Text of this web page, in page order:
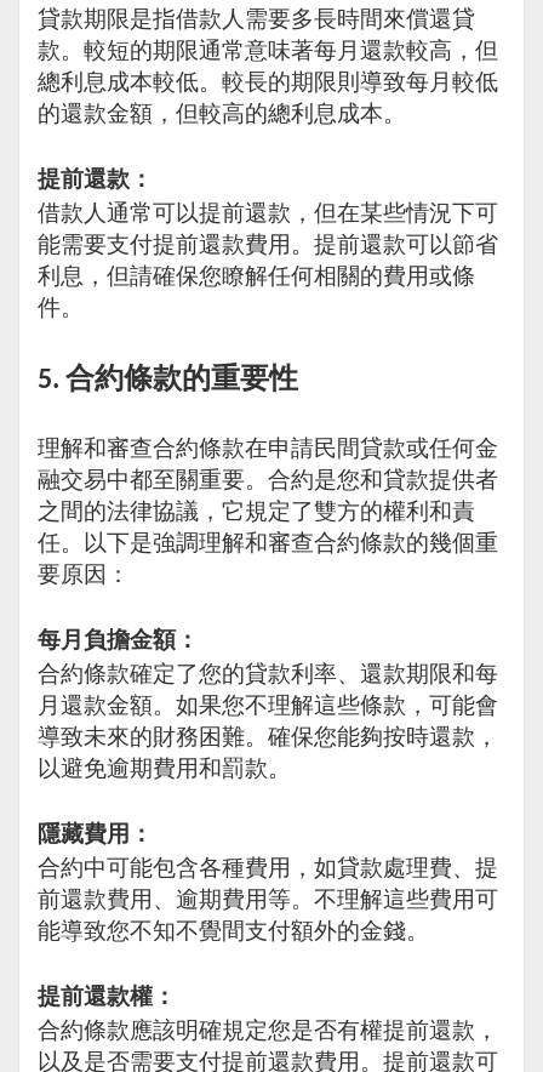
貸款期限是指借款人需要多長時間來償還貸
款。較短的期限通常意味著每月還款較高，但
總利息成本較低。較長的期限則導致每月較低
的還款金額，但較高的總利息成本。
提前還款：
借款人通常可以提前還款，但在某些情況下可
能需要支付提前還款費用。提前還款可以節省
利息，但請確保您瞭解任何相關的費用或條
件。
5. 合約條款的重要性
理解和審查合約條款在申請民間貸款或任何金
融交易中都至關重要。合約是您和貸款提供者
之間的法律協議，它規定了雙方的權利和責
任。以下是強調理解和審查合約條款的幾個重
要原因：
每月負擔金額：
合約條款確定了您的貸款利率、還款期限和每
月還款金額。如果您不理解這些條款，可能會
導致未來的財務困難。確保您能夠按時還款，
以避免逾期費用和罰款。
隱藏費用：
合約中可能包含各種費用，如貸款處理費、提
前還款費用、逾期費用等。不理解這些費用可
能導致您不知不覺間支付額外的金錢。
提前還款權：
合約條款應該明確規定您是否有權提前還款，
以及是否需要支付提前還款費用。提前還款可